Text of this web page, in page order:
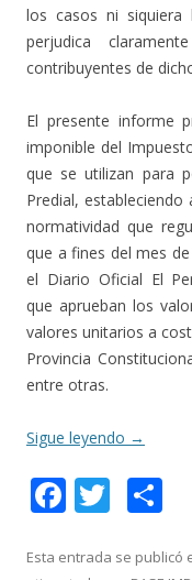
los casos ni siquiera
perjudica
contribuyentes de
El presente informe
imponible del
que se utilizan para
Predial,
normatividad que
que a fines del mes
el Diario Oficial El
que aprueban los
valores unitarios a
Provincia
entre otras.
Sigue leyendo →
F
e
T
itt
Esta entrada se publicó